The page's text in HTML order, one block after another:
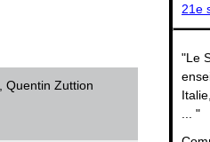
, Quentin Zuttion
21e
"Le
... "